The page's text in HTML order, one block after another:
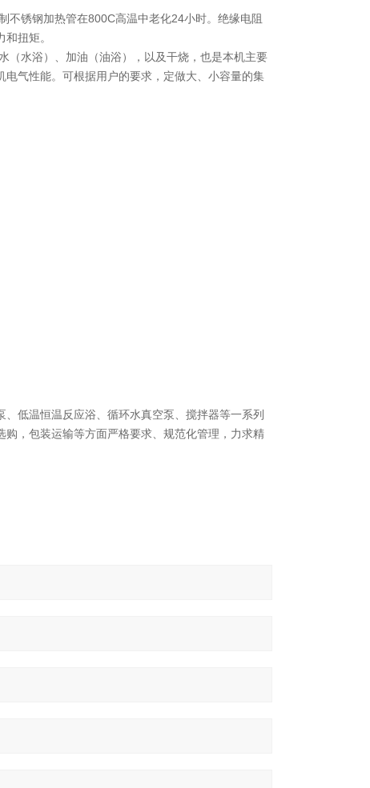
不锈钢加热管在800C高温中老化24小时。绝缘电阻
扭矩。
（水浴）、加油（油浴），以及干烧，也是本机主要
气性能。可根据用户的要求，定做大、小容量的集
低温恒温反应浴、循环水真空泵、搅拌器等一系列
，包装运输等方面严格要求、规范化管理，力求精